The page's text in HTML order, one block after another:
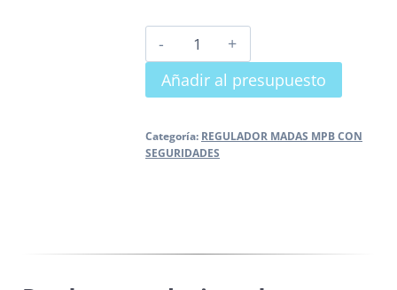
REGULADOR
MPB
CON
MÁXIMA
Y
Añadir al presupuesto
Categoría: REGULADOR MADAS MPB CON
SEGURIDADES